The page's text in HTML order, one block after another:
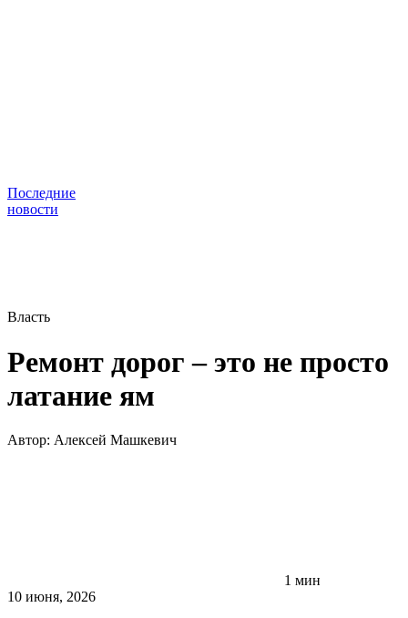
Последние
новости
Власть
Ремонт дорог – это не просто
латание ям
Автор: Алексей Машкевич
1 мин
10 июня, 2026